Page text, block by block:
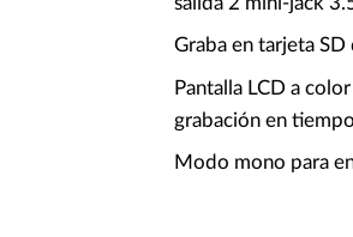
Graba en tarjeta SD
Pantalla LCD a
grabación en
Modo mono para